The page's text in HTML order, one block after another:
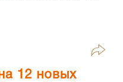
12 новых